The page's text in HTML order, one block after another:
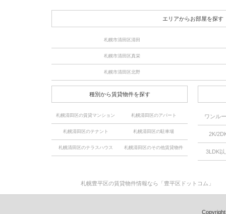
エリアからお部屋を探す
札幌市清田区清田
札幌市清田区真栄
札幌市清田区北野
種別から賃貸物件を探す
札幌清田区の賃貸マンション 札幌清田区のアパート
札幌清田区のテナント 札幌清田区の駐車場
札幌清田区のテラスハウス 札幌清田区のその他賃貸物件
ワンル
2K/
3LDK以
札幌豊平区の賃貸物件情報なら「豊平区ドットコム」